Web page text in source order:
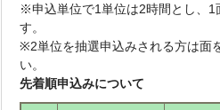
※申込単位で1単位は2時間とし、1
す。
※2単位を抽選申込みされる方は面
い。
先着順申込みについて